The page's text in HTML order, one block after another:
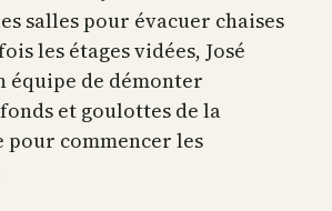
salles pour évacuer chaises
les étages vidées, José
équipe de démonter
et goulottes de la
pour commencer les